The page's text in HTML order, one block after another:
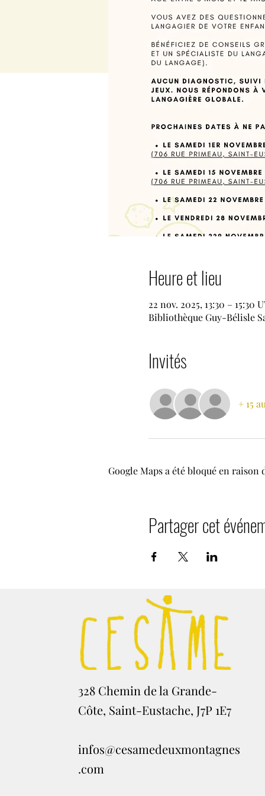
Heure et lieu
22 nov. 2025, 13:30 – 15:30
Bibliothèque Guy-Bélisle
Invités
+ 15
Google Maps a été bloqué en
Partager cet
328 Chemin de la Grande-
Côte, Saint-Eustache, J7P 1E7
infos@cesamedeuxmontagnes
.com